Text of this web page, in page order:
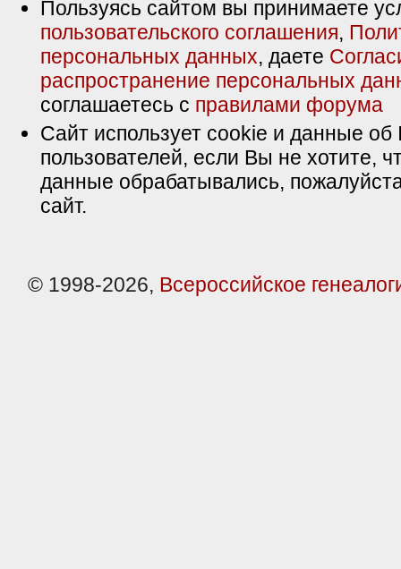
Пользуясь сайтом вы принимаете
пользовательского соглашения,
персональных данных, даете
распространение персональных
соглашаетесь с правилами форума
Сайт использует cookie и данные об
пользователей, если Вы не хотите,
данные обрабатывались,
сайт.
© 1998-2026, Всероссийское